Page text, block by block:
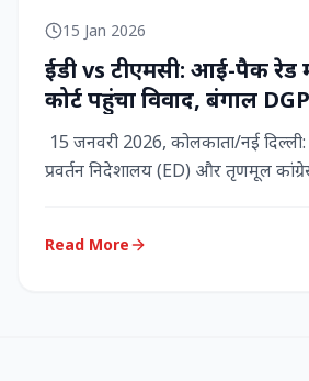
15 Jan 2026
ईडी vs टीएमसी: आई-पैक रेड
कोर्ट पहुंचा विवाद, बंगाल
मांग, कलकत्ता हाईकोर्ट में CBI
15 जनवरी 2026, कोलकाता/नई
प्रवर्तन निदेशालय (ED) और तृणमूल
Read More